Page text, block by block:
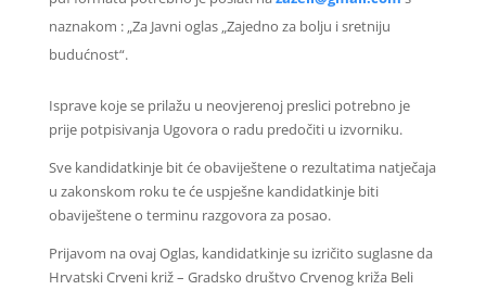
naznakom : „Za Javni oglas „Zajedno za bolju i sretniju
budućnost“.
Isprave koje se prilažu u neovjerenoj preslici potrebno je
prije potpisivanja Ugovora o radu predočiti u izvorniku.
Sve kandidatkinje bit će obaviještene o rezultatima natječaja
u zakonskom roku te će uspješne kandidatkinje biti
obaviještene o terminu razgovora za posao.
Prijavom na ovaj Oglas, kandidatkinje su izričito suglasne da
Hrvatski Crveni križ – Gradsko društvo Crvenog križa Beli